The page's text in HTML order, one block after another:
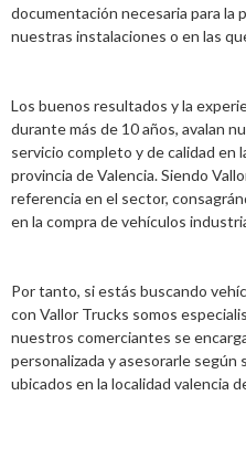
documentación necesaria para la
nuestras instalaciones o en las
Los buenos resultados y la
durante más de 10 años, avalan
servicio completo y de calidad en
provincia de Valencia. Siendo
referencia en el sector,
en la compra de vehículos
Por tanto, si estás buscando
con Vallor Trucks somos
nuestros comerciantes se
personalizada y asesorarle según
ubicados en la localidad valencia